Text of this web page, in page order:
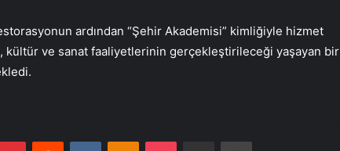
ardından “Şehir Akademisi” kimliğiyle hizmet
kültür ve sanat faaliyetlerinin gerçekleştirileceği yaşayan bir
PinterestReddit VKontakteOdnoklassniki
Pocket E-Posta ile paylaş Yazdır